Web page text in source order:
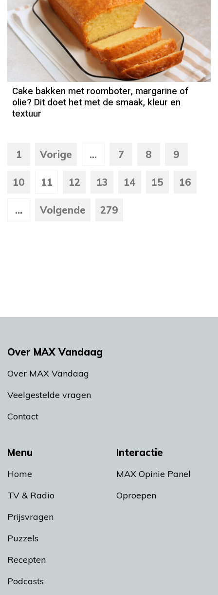
Cake bakken met roomboter, margarine of
olie? Dit doet het met de smaak, kleur en
textuur
1 Vorige ... 7 8 9
10 11 12 13 14 15 16
... Volgende 279
Menu
Home
TV & Radio
Prijsvragen
Puzzels
Recepten
Podcasts
Interactie
MAX Opinie Panel
Oproepen
Over MAX Vandaag
Over MAX Vandaag
Veelgestelde vragen
Contact